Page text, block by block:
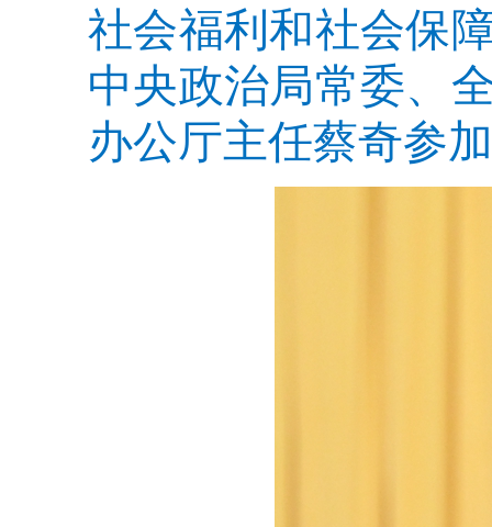
社会福利和社会保
中央政治局常委、
办公厅主任蔡奇参